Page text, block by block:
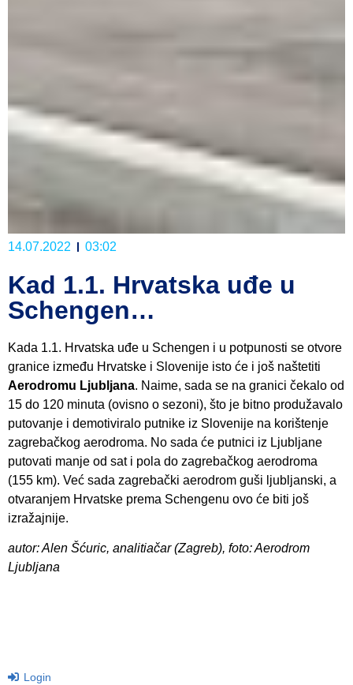
14.07.2022 03:02
Kad 1.1. Hrvatska uđe u
Schengen…
Kada 1.1. Hrvatska uđe u Schengen i u potpunosti se otvore
granice između Hrvatske i Slovenije isto će i još naštetiti
Aerodromu Ljubljana. Naime, sada se na granici čekalo od
15 do 120 minuta (ovisno o sezoni), što je bitno produžavalo
putovanje i demotiviralo putnike iz Slovenije na korištenje
zagrebačkog aerodroma. No sada će putnici iz Ljubljane
putovati manje od sat i pola do zagrebačkog aerodroma
(155 km). Već sada zagrebački aerodrom guši ljubljanski, a
otvaranjem Hrvatske prema Schengenu ovo će biti još
izražajnije.
autor: Alen Šćuric, analitiačar (Zagreb), foto: Aerodrom
Ljubljana
Login